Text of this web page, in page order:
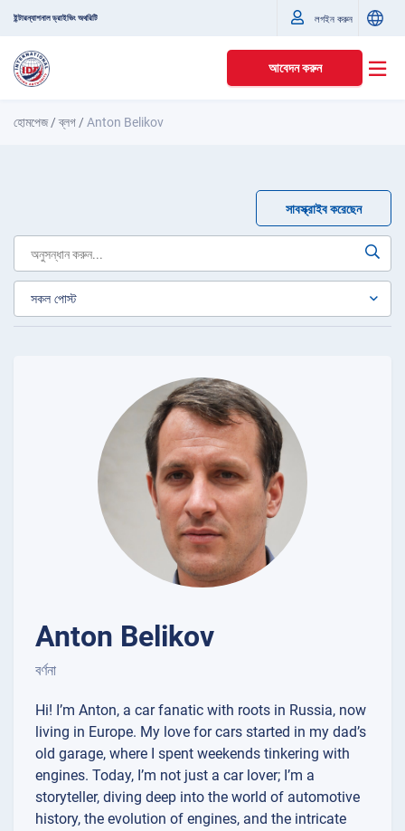
ইন্টারন্যাশনাল ড্রাইভিং অথরিটি লগইন করুন
আবেদন করুন
হোমপেজ/ব্লগ /Anton Belikov
সাবস্ক্রাইব করেছেন
Anton Belikov
বর্ণনা
Hi! I’m Anton, a car fanatic with roots in Russia, now
living in Europe. My love for cars started in my dad’s
old garage, where I spent weekends tinkering with
engines. Today, I’m not just a car lover; I’m a
storyteller, diving deep into the world of automotive
history, the evolution of engines, and the intricate